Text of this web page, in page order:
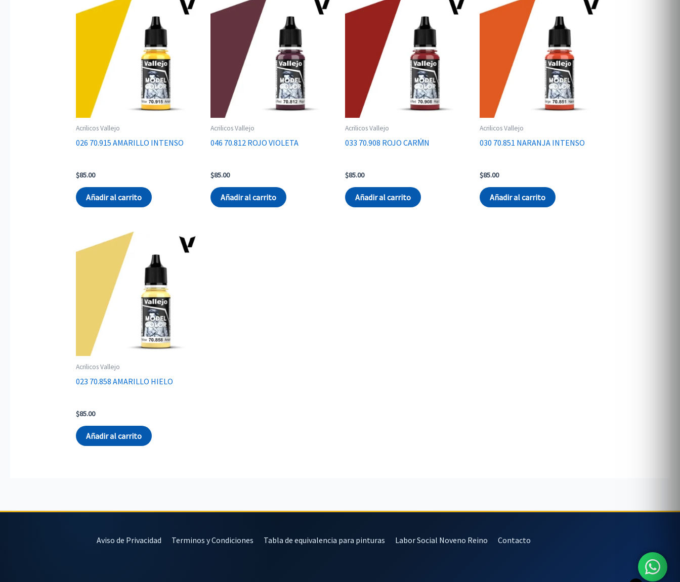
Acrilicos Vallejo
026 70.915 AMARILLO INTENSO
$85.00
Añadir al carrito
Acrilicos Vallejo
046 70.812 ROJO VIOLETA
$85.00
Añadir al carrito
Acrilicos Vallejo
033 70.908 ROJO CARM̍N
$85.00
Añadir al carrito
Acrilicos Vallejo
030 70.851 NARANJA INTENSO
$85.00
Añadir al carrito
Acrilicos Vallejo
023 70.858 AMARILLO HIELO
$85.00
Añadir al carrito
Aviso de Privacidad Terminos y Condiciones Tabla de equivalencia para pinturas Labor Social Noveno Reino Contacto